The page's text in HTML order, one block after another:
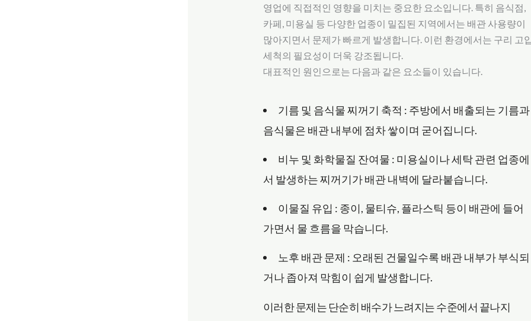
영업에 직접적인 영향을 미치는 중요한 요소입니다. 특히 음식점,
카페, 미용실 등 다양한 업종이 밀집된 지역에서는 배관 사용량이
많아지면서 문제가 빠르게 발생합니다. 이런 환경에서는 구리 고
세척의 필요성이 더욱 강조됩니다.
대표적인 원인으로는 다음과 같은 요소들이 있습니다.
기름 및 음식물 찌꺼기 축적 : 주방에서 배출되는 기름과
음식물은 배관 내부에 점차 쌓이며 굳어집니다.
비누 및 화학물질 잔여물 : 미용실이나 세탁 관련 업종에
서 발생하는 찌꺼기가 배관 내벽에 달라붙습니다.
이물질 유입 : 종이, 물티슈, 플라스틱 등이 배관에 들어
가면서 물 흐름을 막습니다.
노후 배관 문제 : 오래된 건물일수록 배관 내부가 부식되
거나 좁아져 막힘이 쉽게 발생합니다.
이러한 문제는 단순히 배수가 느려지는 수준에서 끝나지